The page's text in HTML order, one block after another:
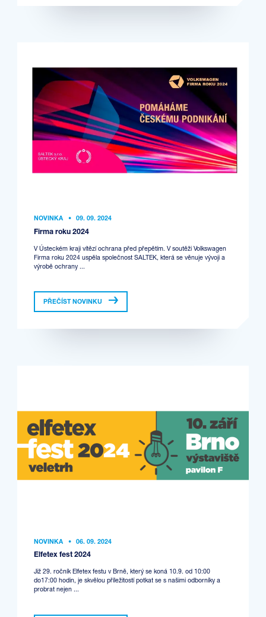
NOVINKA • 09. 09. 2024
Firma roku 2024
V Ústeckém kraji vítězí ochrana před přepětím. V soutěži Volkswagen
Firma roku 2024 uspěla společnost SALTEK, která se věnuje vývoji a
výrobě ochrany ...
PŘEČÍST NOVINKU
NOVINKA • 06. 09. 2024
Elfetex fest 2024
Již 29. ročník Elfetex festu v Brně, který se koná 10.9. od 10:00
do17:00 hodin, je skvělou příležitostí potkat se s našimi odborníky a
probrat nejen ...